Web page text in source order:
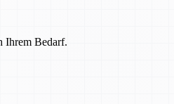
Ihrem Bedarf.